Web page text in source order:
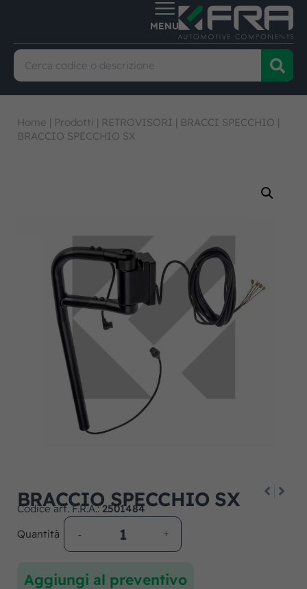
Home | Prodotti | RETROVISORI | BRACCI SPECCHIO |
BRACCIO SPECCHIO SX
BRACCIO SPECCHIO SX
Codice art. F.R.A.:2501484
Quantità
Aggiungi al preventivo